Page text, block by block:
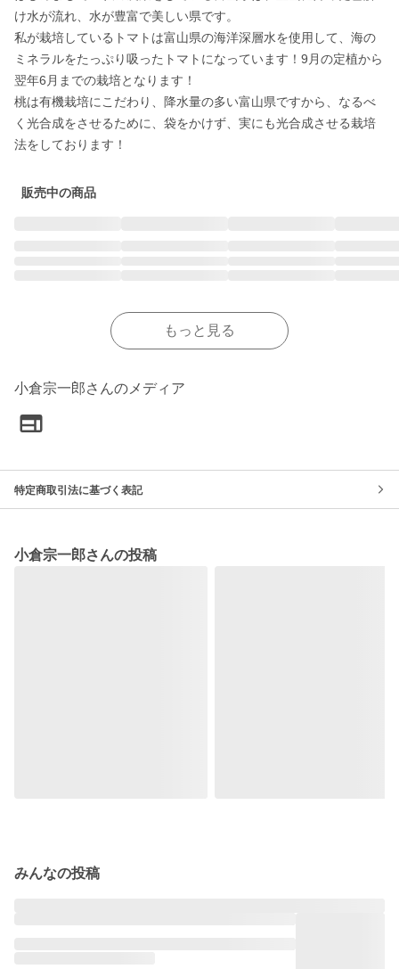
け水が流れ、水が豊富で美しい県です。
私が栽培しているトマトは富山県の海洋深層水を使用して、海の
ミネラルをたっぷり吸ったトマトになっています！9月の定植から
翌年6月までの栽培となります！
桃は有機栽培にこだわり、降水量の多い富山県ですから、なるべ
く光合成をさせるために、袋をかけず、実にも光合成させる栽培
販売中の商品
もっと見る
小倉宗一郎さんのメディア
特定商取引法に基づく表記
小倉宗一郎さんの投稿
みんなの投稿